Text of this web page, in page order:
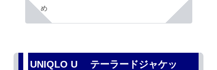
め
UNIQLO U テーラードジャケッ